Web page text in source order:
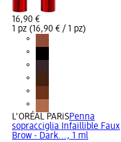
16,90 €
1 pz (16,90 € / 1 pz)
L'ORÉAL PARiSPenna
sopracciglia Infaillible Faux
Brow - Dark..., 1 ml